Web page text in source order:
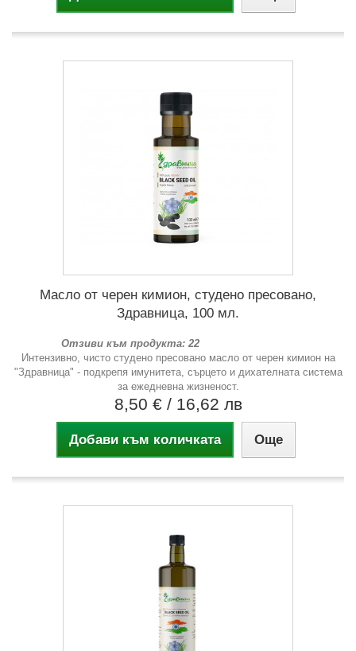
Масло от черен кимион, студено пресовано,
Здравница, 100 мл.
Отзиви към продукта: 22
Интензивно, чисто студено пресовано масло от черен кимион на
"Здравница" - подкрепя имунитета, сърцето и дихателната система
за ежедневна жизненост.
8,50 € / 16,62 лв
Добави към количката Още